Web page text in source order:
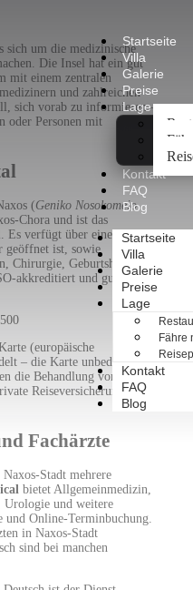
Startseite
Villa
Galerie
Preise
Lage
Kontakt
FAQ
Blog
Startseite
Villa
Galerie
Preise
Lage
Fähre
Kontakt
FAQ
Blog
sich um die medizinische
Die Insel hat ein gut
mit einem zentralen
und zahlreichen
sich vorab zu informieren –
oder Personen mit
(Geniko Nosokomeio
Chora und ist das
Es verfügt über eine
geöffnet ist, sowie
Chirurgie, Geburtshilfe und
akkreditiert und gut
(europäische
– die Karte unbedingt
die Behandlung vor Ort und
Reiseversicherung
Fachärzte
Stadt mehrere
bietet Allgemeinmedizin,
Urologie und weitere
und Online-Terminbuchung.
in Naxos-Stadt
sind bei manchen